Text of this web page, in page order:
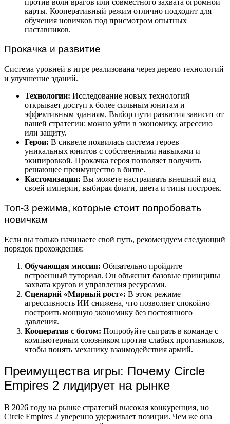
карты. Кооперативный режим отлично подходит для
обучения новичков под присмотром опытных
наставников.
Прокачка и развитие
Система уровней в игре реализована через дерево технологий
и улучшение зданий.
Технологии: Исследование новых технологий
открывает доступ к более сильным юнитам и
эффективным зданиям. Выбор пути развития зависит от
вашей стратегии: можно уйти в экономику, агрессию
или защиту.
Герои: В сиквеле появилась система героев —
уникальных юнитов с собственными навыками и
экипировкой. Прокачка героя позволяет получить
решающее преимущество в битве.
Кастомизация: Вы можете настраивать внешний вид
своей империи, выбирая флаги, цвета и типы построек.
Топ-3 режима, которые стоит попробовать
новичкам
Если вы только начинаете свой путь, рекомендуем следующий
порядок прохождения:
Обучающая миссия: Обязательно пройдите
встроенный туториал. Он объяснит базовые принципы
захвата кругов и управления ресурсами.
Сценарий «Мирный рост»: В этом режиме
агрессивность ИИ снижена, что позволяет спокойно
построить мощную экономику без постоянного
давления.
Кооператив с ботом: Попробуйте сыграть в команде с
компьютерным союзником против слабых противников,
чтобы понять механику взаимодействия армий.
Преимущества игры: Почему Circle
Empires 2 лидирует на рынке
В 2026 году на рынке стратегий высокая конкуренция, но
Circle Empires 2 уверенно удерживает позиции. Чем же она